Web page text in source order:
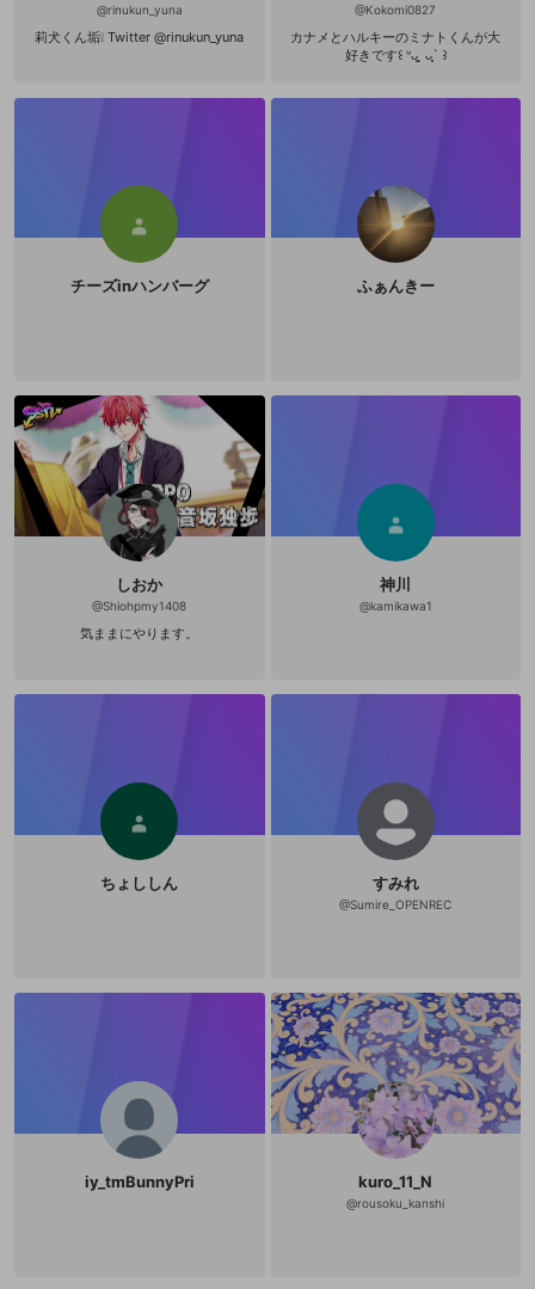
@rinukun_yuna
莉犬くん垢❕ Twitter @rinukun_yuna
@Kokomi0827
カナメとハルキーのミナトくんが大
好きです꒰ ᐡᴗ͈ ̫ ᴗ͈` ꒱
チーズinハンバーグ ふぁんきー
しおか
@Shiohpmy1408
気ままにやります。
神川
@kamikawa1
ちょししん すみれ
@Sumire_OPENREC
iy_tmBunnyPri kuro_11_N
@rousoku_kanshi